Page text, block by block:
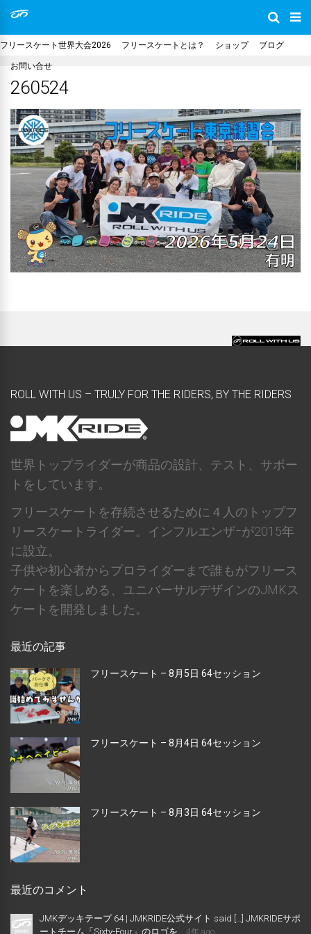
フリースケート世界大会2026 フリースケートとは？ ショップ ブログ
お問い合せ
260524
ROLL WITH US – TRULY FOR THE RIDERS, BY THE RIDERS
世界トップライダーが商品の設計、テスト、サポー
トをしています。
フリースケートを存続させるために４人のトップフ
リースケートライダー。インフルエンザｰが2015年
に設立。
子供や初心者からプロライダーまで誰もがフリース
ケートを楽しめる、ユニバーサルデザインのJMKス
ケートを開発しました。
最近の記事
フリースケート – 8月5日 64セッション
フリースケート – 8月4日 64セッション
フリースケート – 8月3日 64セッション
最近のコメント
JMKデッキテープ 64 | JMKRIDE公式サイト said […] JMKRIDEサポ
ートチーム「Sixty-Four」のロゴを...
4年 ago